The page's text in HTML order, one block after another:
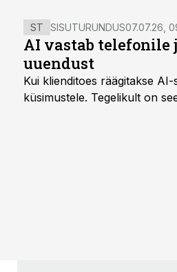
ST SISUTURUNDUS07.07.26,
AI vastab telefonile
uuendust
Kui klienditoes räägitakse
küsimustele. Tegelikult on